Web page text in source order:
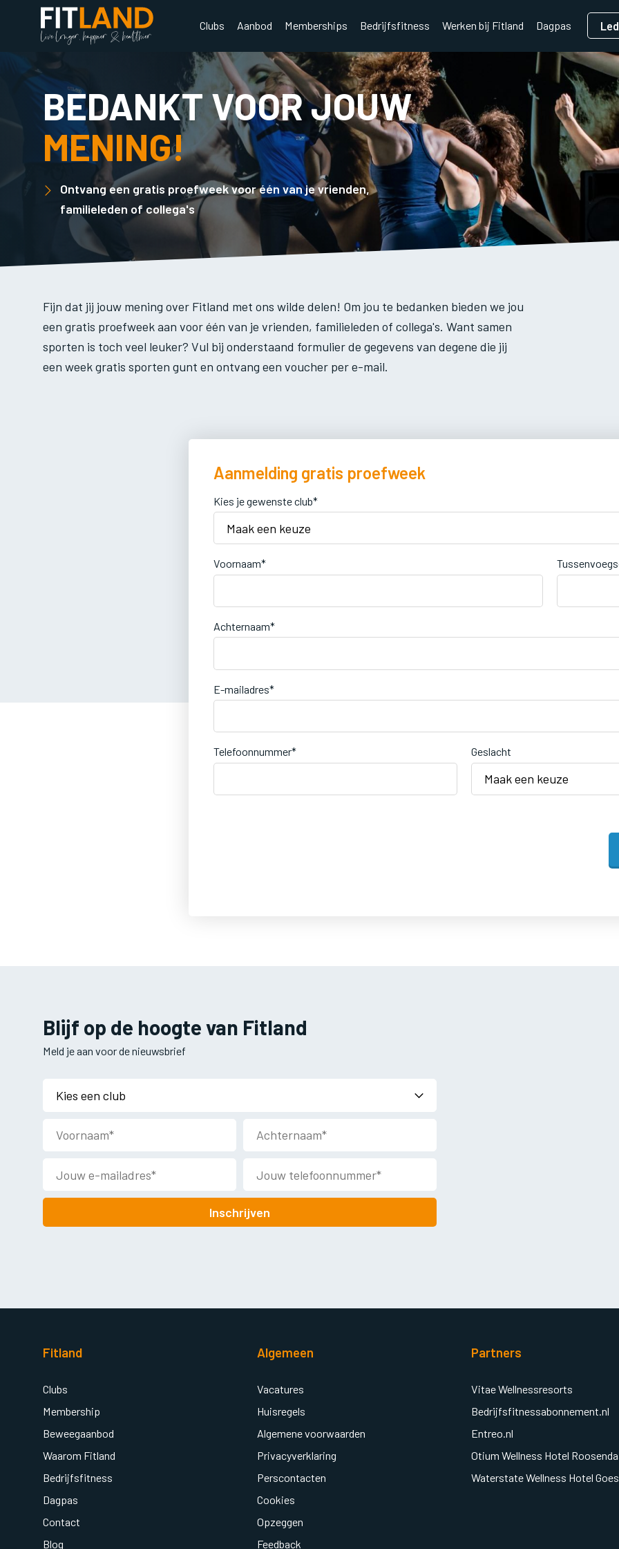
Clubs Aanbod Memberships Bedrijfsfitness Werken bij Fitland Dagpas
BEDANKT VOOR JOUW
MENING!
Ontvang een gratis proefweek voor één van je vrienden,
familieleden of collega's
Fijn dat jij jouw mening over Fitland met ons wilde delen! Om jou te bedanken bieden we jou
een gratis proefweek aan voor één van je vrienden, familieleden of collega's. Want samen
sporten is toch veel leuker? Vul bij onderstaand formulier de gegevens van degene die jij
een week gratis sporten gunt en ontvang een voucher per e-mail.
Aanmelding gratis proefweek
Kies je gewenste club*
Voornaam*
Achternaam*
E-mailadres*
Telefoonnummer* Geslacht
Blijf op de hoogte van Fitland
Meld je aan voor de nieuwsbrief
Inschrijven
Fitland
Clubs
Membership
Beweegaanbod
Waarom Fitland
Bedrijfsfitness
Dagpas
Contact
Blog
Algemeen
Vacatures
Huisregels
Algemene voorwaarden
Privacyverklaring
Perscontacten
Cookies
Opzeggen
Feedback
Partners
Vitae Wellnessresorts
Bedrijfsfitnessabonnement.nl
Entreo.nl
Otium Wellness Hotel
Waterstate Wellness Hotel Goes